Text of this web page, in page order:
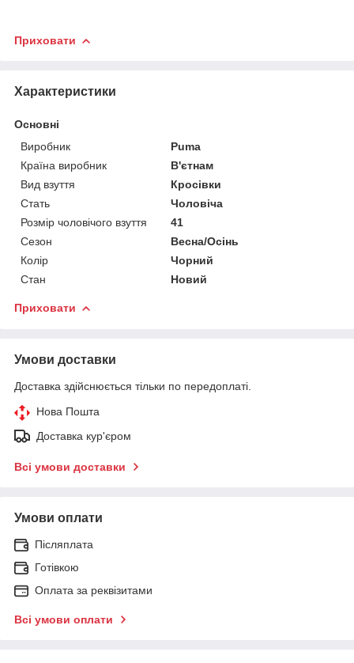
Приховати
Характеристики
Основні
Виробник
Puma
Країна виробник
В'єтнам
Вид взуття
Кросівки
Стать
Чоловіча
Розмір чоловічого взуття
41
Сезон
Весна/Осінь
Колір
Чорний
Стан
Новий
Приховати
Умови доставки
Доставка здійснюється тільки по передоплаті.
Нова Пошта
Доставка кур'єром
Всі умови доставки
Умови оплати
Післяплата
Готівкою
Оплата за реквізитами
Всі умови оплати